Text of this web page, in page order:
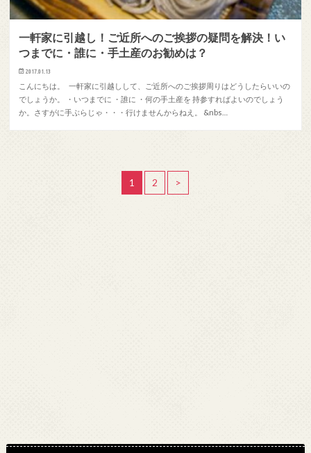
一軒家に引越し！ご近所へのご挨拶の疑問を解決！い
つまでに・誰に・手土産のお勧めは？
2017.01.13
こんにちは。 一軒家に引越しして、ご近所へのご挨拶周りはどうしたらいいの
でしょうか。 ・いつまでに ・誰に ・何の手土産を 持参すればよいのでしょう
か。さすがに手ぶらじゃ・・・行けませんからねえ。 &nbs…
1 2 >